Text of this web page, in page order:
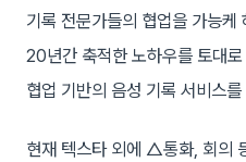
기록 전문가들의 협업을 가능
20년간 축적한 노하우를 토대
협업 기반의 음성 기록 서비스
현재 텍스타 외에 △통화, 회의